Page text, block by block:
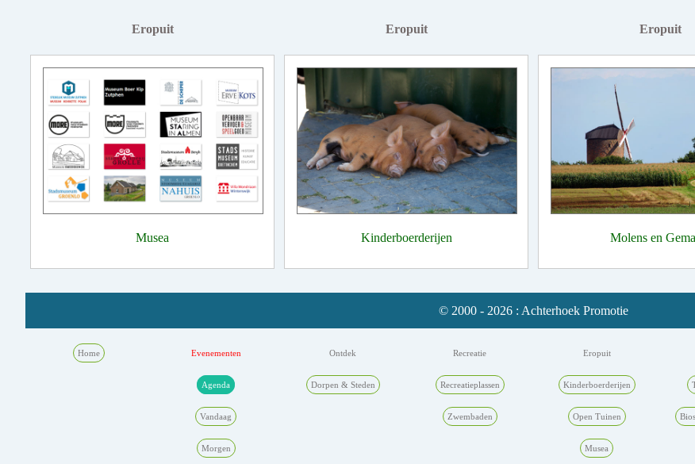
Eropuit
Musea
Eropuit
Kinderboerderijen
Eropuit
Molens en
© 2000 - 2026 : Achterhoek Promotie
Home Evenementen
Agenda
Vandaag
Morgen
Ontdek
Dorpen & Steden
Recreatie
Recreatieplassen
Zwembaden
Eropuit
Kinderboerderijen
Open Tuinen
Musea